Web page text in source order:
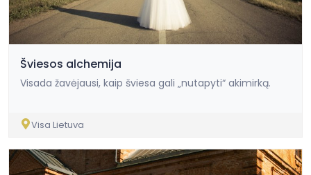
Šviesos alchemija
Visada žavėjausi, kaip šviesa gali „nutapyti“ akimirką.
Visa Lietuva